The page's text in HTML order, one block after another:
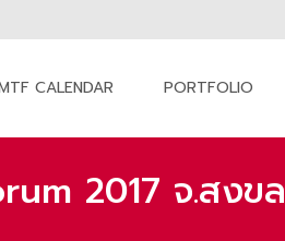
CALENDAR PORTFOLIO
2017 จ.สงข